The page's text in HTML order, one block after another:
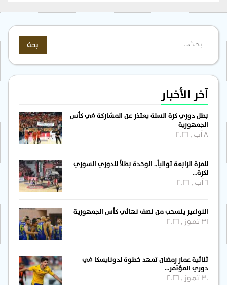
آخر الأخبار
بطل دوري كرة السلة يعتذر عن المشاركة في كأس
الجمهورية
للمرة الرابعة توالياً.. الوحدة بطلاً للدوري السوري
لكرة…
النواعير ينسحب من نصف نهائي كأس الجمهورية
31 تموز , 2026
ثنائية عمار رمضان تمهد خطوة لدونايسكا في
دوري المؤتمر…
30 تموز , 2026